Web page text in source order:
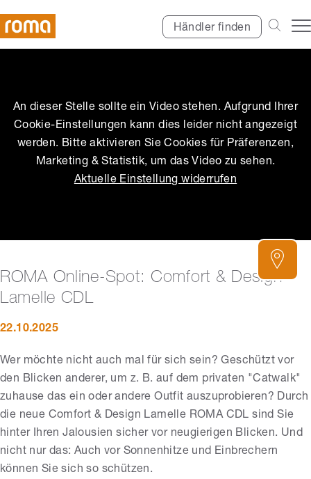
Händler finden
An dieser Stelle sollte ein Video stehen. Aufgrund Ihrer
Cookie-Einstellungen kann dies leider nicht angezeigt
werden. Bitte aktivieren Sie Cookies für Präferenzen,
Marketing & Statistik, um das Video zu sehen.
Aktuelle Einstellung widerrufen
ROMA Online-Spot: Comfort & Design
Lamelle CDL
22.10.2025
Wer möchte nicht auch mal für sich sein? Geschützt vor
den Blicken anderer, um z. B. auf dem privaten "Catwalk"
zuhause das ein oder andere Outfit auszuprobieren? Durch
die neue Comfort & Design Lamelle ROMA CDL sind Sie
hinter Ihren Jalousien sicher vor neugierigen Blicken. Und
nicht nur das: Auch vor Sonnenhitze und Einbrechern
können Sie sich so schützen.